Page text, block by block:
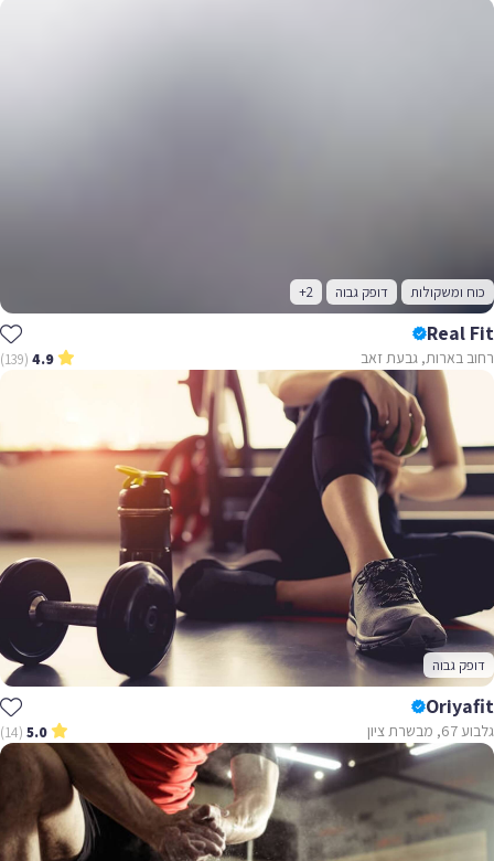
כוח ומשקולות דופק גבוה +2
Real Fit
רחוב בארות, גבעת זאב 4.9
(139)
דופק גבוה
Oriyafit
גלבוע 67, מבשרת ציון 5.0
(14)